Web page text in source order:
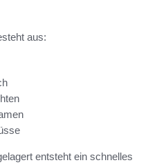
aus:
entsteht ein schnelles